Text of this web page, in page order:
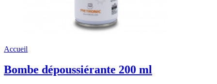
Accueil
Bombe dépoussiérante 200 ml